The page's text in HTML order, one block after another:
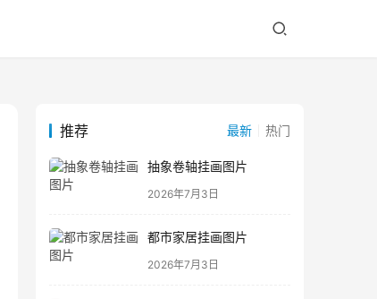
推荐 最新 热门
抽象卷轴挂画图片
2026年7月3日
都市家居挂画图片
2026年7月3日